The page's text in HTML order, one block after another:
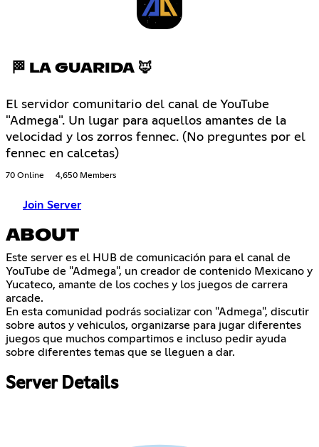
🏁 LA GUARIDA 🦊
El servidor comunitario del canal de YouTube
"Admega". Un lugar para aquellos amantes de la
velocidad y los zorros fennec. (No preguntes por el
fennec en calcetas)
70 Online 4,650 Members
Join Server
ABOUT
Este server es el HUB de comunicación para el canal de
YouTube de "Admega", un creador de contenido Mexicano y
Yucateco, amante de los coches y los juegos de carrera
arcade.
En esta comunidad podrás socializar con "Admega", discutir
sobre autos y vehiculos, organizarse para jugar diferentes
juegos que muchos compartimos e incluso pedir ayuda
sobre diferentes temas que se lleguen a dar.
Server Details